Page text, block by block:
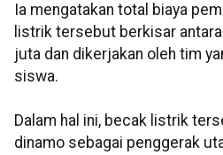
Ia mengatakan total biaya
listrik tersebut berkisar
juta dan dikerjakan oleh tim
siswa.
Dalam hal ini, becak listrik
dinamo sebagai penggerak